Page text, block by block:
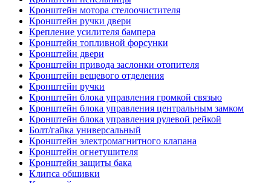
Кронштейн мотора стелоочистителя
Кронштейн ручки двери
Крепление усилителя бампера
Кронштейн топливной форсунки
Кронштейн двери
Кронштейн привода заслонки отопителя
Кронштейн вещевого отделения
Кронштейн ручки
Кронштейн блока управления громкой связью
Кронштейн блока управления центральным замком
Кронштейн блока управления рулевой рейкой
Болт/гайка универсальный
Кронштейн электромагнитного клапана
Кронштейн огнетушителя
Кронштейн защиты бака
Клипса обшивки